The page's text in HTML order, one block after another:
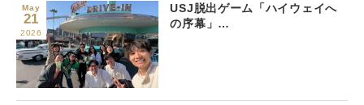
May
21
2026
USJ脱出ゲーム「ハイウェイへ
の序幕」…